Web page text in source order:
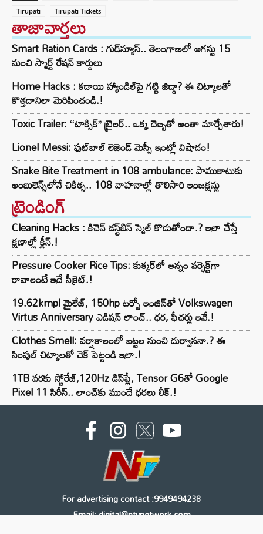
Tirupati
Tirupati Tickets
తాజావార్తలు
Smart Ration Cards : గుడ్‌న్యూస్‌.. తెలంగాణలో ఆగస్టు 15
నుంచి స్మార్ట్‌ రేషన్‌ కార్డులు
Home Hacks : కడాయి హ్యాండిల్‌పై గట్టి జిడ్డా? ఈ చిట్కాలతో
కొత్తదానిలా మెరిపించండి.!
Toxic Trailer: ‘‘టాక్సిక్’’ ట్రైలర్.. ఒక్క దెబ్బతో అంతా మార్చేశారు!
Lionel Messi: ఫుట్‌బాల్ లెజెండ్ మెస్సీ ఇంట్లో విషాదం!
Snake Bite Treatment in 108 ambulance: పాముకాటుకు
అంబులెన్స్‌లోనే చికిత్స.. 108 వాహనాల్లో తొలిసారి ఇంజక్షన్లు
ట్రెండింగ్‌
Cleaning Hacks : కిచెన్ డస్ట్‌బిన్ స్మెల్ కొడుతోందా.? ఇలా చేస్తే
క్షణాల్లో క్లీన్.!
Pressure Cooker Rice Tips: కుక్కర్‌లో అన్నం పర్ఫెక్ట్‌గా
రావాలంటే ఇదే సీక్రెట్.!
19.62kmpl మైలేజ్, 150hp టర్బో ఇంజిన్‌తో Volkswagen
Virtus Anniversary ఎడిషన్ లాంచ్.. ధర, ఫీచర్లు ఇవే.!
Clothes Smell: వర్షాకాలంలో బట్టల నుంచి దుర్వాసనా.? ఈ
సింపుల్ చిట్కాలతో చెక్ పెట్టండి ఇలా.!
1TB వరకు స్టోరేజ్,120Hz డిస్‌ప్లే, Tensor G6తో Google
Pixel 11 సిరీస్.. లాంచ్⁭కు ముందే ధరలు లీక్.!
For advertising contact :9949494238
Email: digital@ntvnetwork.com